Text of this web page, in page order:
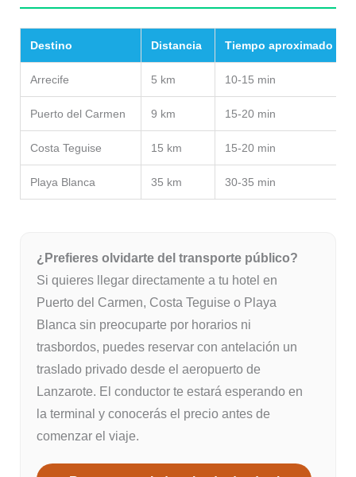
Destino Distancia Tiempo aproximado
Arrecife 5 km 10-15 min
Puerto del Carmen 9 km 15-20 min
Costa Teguise 15 km 15-20 min
Playa Blanca 35 km 30-35 min
¿Prefieres olvidarte del transporte público?
Si quieres llegar directamente a tu hotel en
Puerto del Carmen, Costa Teguise o Playa
Blanca sin preocuparte por horarios ni
trasbordos, puedes reservar con antelación un
traslado privado desde el aeropuerto de
Lanzarote. El conductor te estará esperando en
la terminal y conocerás el precio antes de
comenzar el viaje.